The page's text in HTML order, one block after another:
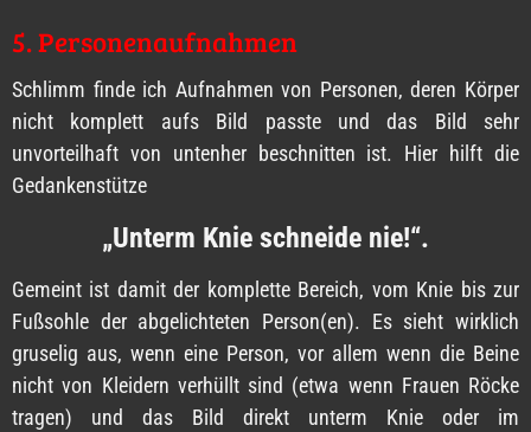
5. Personenaufnahmen
Schlimm finde ich Aufnahmen von Personen, deren Körper
nicht komplett aufs Bild passte und das Bild sehr
unvorteilhaft von untenher beschnitten ist. Hier hilft die
Gedankenstütze
„Unterm Knie schneide nie!“.
Gemeint ist damit der komplette Bereich, vom Knie bis zur
Fußsohle der abgelichteten Person(en). Es sieht wirklich
gruselig aus, wenn eine Person, vor allem wenn die Beine
nicht von Kleidern verhüllt sind (etwa wenn Frauen Röcke
tragen) und das Bild direkt unterm Knie oder im